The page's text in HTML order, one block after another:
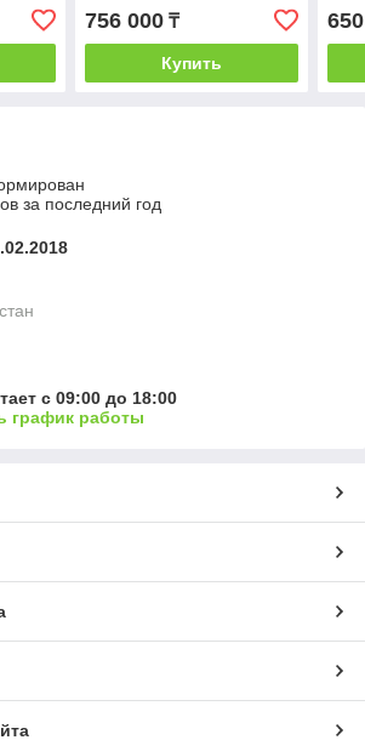
756 000₸
Купить
за последний год
с 09:00 до 18:00
график работы